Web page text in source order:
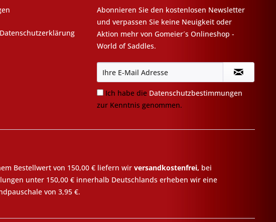
Abonnieren Sie den kostenlosen Newsletter
und verpassen Sie keine Neuigkeit oder
Aktion mehr von Gomeier´s Onlineshop -
World of Saddles.
Ich habe die Datenschutzbestimmungen
zur Kenntnis genommen.
Bestellwert von 150,00 € liefern wir versandkostenfrei, bei
unter 150,00 € innerhalb Deutschlands erheben wir eine
von 3,95 €.